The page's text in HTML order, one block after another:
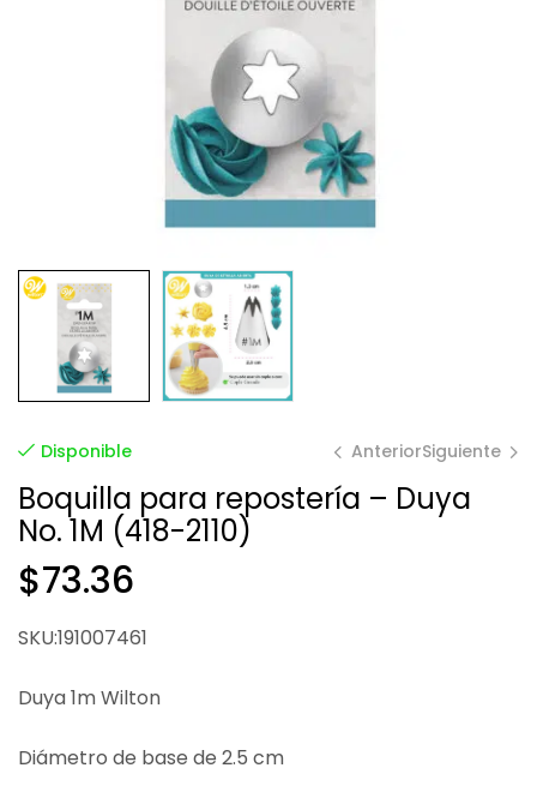
Disponible AnteriorSiguiente
Boquilla para repostería – Duya
No. 1M (418-2110)
$73.36
SKU:191007461
Duya 1m Wilton
Diámetro de base de 2.5 cm